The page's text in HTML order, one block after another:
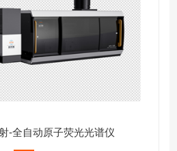
-全自动原子荧光光谱仪